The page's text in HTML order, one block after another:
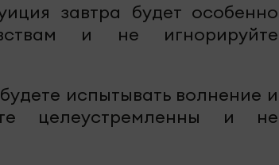
завтра будет особенно
и не игнорируйте
испытывать волнение и
целеустремленны и не